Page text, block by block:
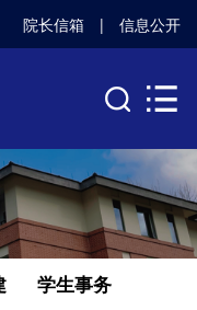
院长信箱 | 信息公开
学生事务